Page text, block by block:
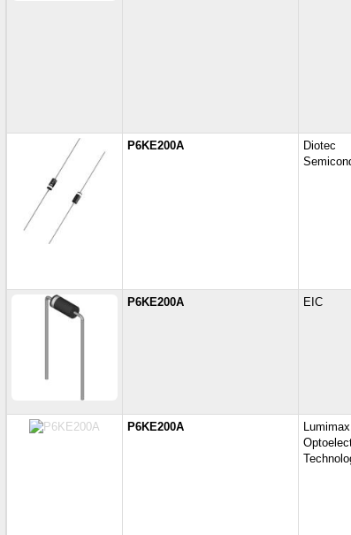
P6KE200A
Diotec
P6KE200A EIC
P6KE200A
Lumimax